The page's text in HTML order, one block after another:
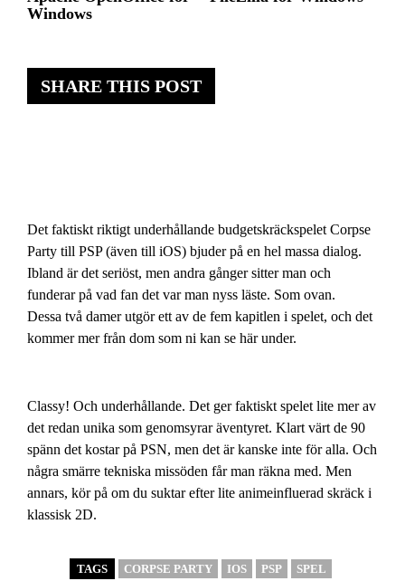
SHARE THIS POST
Det faktiskt riktigt underhållande budgetskräckspelet Corpse
Party till PSP (även till iOS) bjuder på en hel massa dialog.
Ibland är det seriöst, men andra gånger sitter man och
funderar på vad fan det var man nyss läste. Som ovan.
Dessa två damer utgör ett av de fem kapitlen i spelet, och det
kommer mer från dom som ni kan se här under.
Classy! Och underhållande. Det ger faktiskt spelet lite mer av
det redan unika som genomsyrar äventyret. Klart värt de 90
spänn det kostar på PSN, men det är kanske inte för alla. Och
några smärre tekniska missöden får man räkna med. Men
annars, kör på om du suktar efter lite animeinfluerad skräck i
klassisk 2D.
TAGS CORPSE PARTY IOS PSP SPEL
Windows